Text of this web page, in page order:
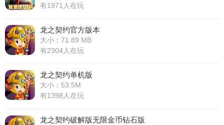
有1971人在玩
龙之契约官方版本
大小：71.89 MB
有2304人在玩
龙之契约单机版
大小：53.5M
有1398人在玩
龙之契约破解版无限金币钻石版